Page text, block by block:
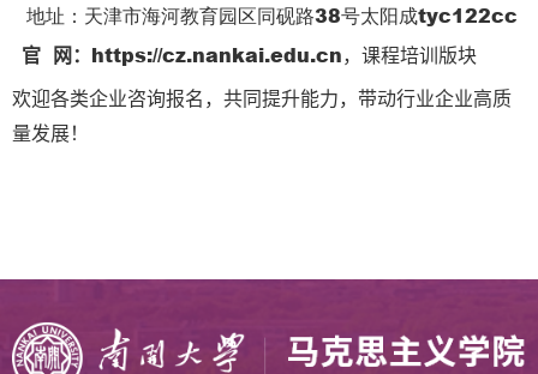
地址‌：天津市海河教育园区同砚路38号太阳成tyc122cc
官 网‌： https://cz.nankai.edu.cn，课程培训版块
欢迎各类企业咨询报名 ，共同提升能力， 带动行业企业高质
量发展！